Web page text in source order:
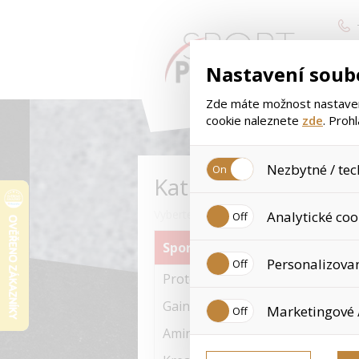
Kategorie
Vyberte si kategorii zboží
Sportovní výživa
Proteiny
Gainery
Aminokyseliny
<
Nastavení
Zde máte možnost
cookie naleznete zde.
Nezbytné /
Používají se mimo jiné k
tyto cookies není zapotřebí
Analytické
již nejedná o osobní údaje,
navštívené odkazy,
zkušenosti. Díky nim
doporučením produktů či
Marketingové